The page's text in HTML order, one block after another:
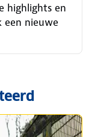
highlights en
een nieuwe